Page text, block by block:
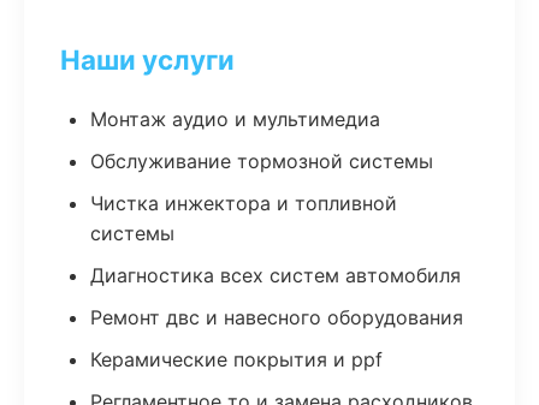
Наши услуги
Монтаж аудио и мультимедиа
Обслуживание тормозной системы
Чистка инжектора и топливной
системы
Диагностика всех систем автомобиля
Ремонт двс и навесного оборудования
Керамические покрытия и ppf